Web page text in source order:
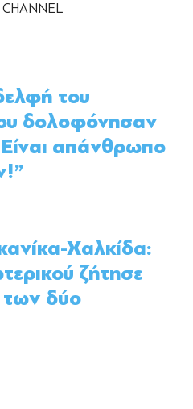
CHANNEL
του
δολοφόνησαν
απάνθρωπο
Χαλκίδα:
ζήτησε
των δύο